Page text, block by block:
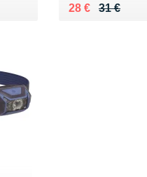
31 €
Au lieu de 31 €
28 €
Vendu 28 €